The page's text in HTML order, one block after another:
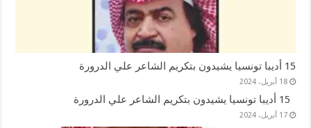
15 أديبا تونسيا يشيدون بتكريم الشاعر علي الدرورة
18 أبريل، 2024
17 أبريل، 2024